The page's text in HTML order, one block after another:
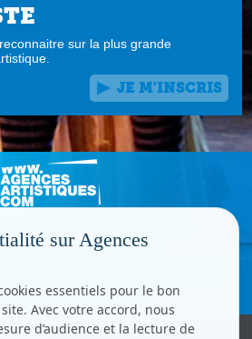
sur la plus grande
JE M'INSCRIS
Copyright © CC.Comunication
sur Agences
essentiels pour le bon
Avec votre accord, nous
d’audience et la lecture de